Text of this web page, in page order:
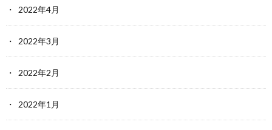
2022年4月
2022年3月
2022年2月
2022年1月